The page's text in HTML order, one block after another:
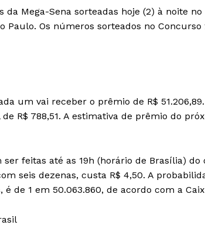
Mega-Sena sorteadas hoje (2) à noite
Paulo. Os números sorteados no Concurso
um vai receber o prêmio de R$
R$ 788,51. A estimativa de prêmio do
ser feitas até as 19h (horário de Brasília)
seis dezenas, custa R$ 4,50. A
de 1 em 50.063.860, de acordo com a